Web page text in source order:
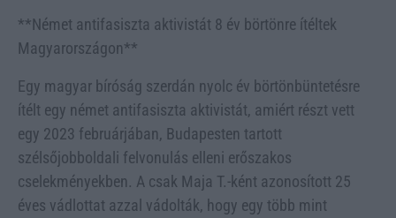
**Német antifasiszta aktivistát 8 év börtönre ítéltek
Magyarországon**
Egy magyar bíróság szerdán nyolc év börtönbüntetésre
ítélt egy német antifasiszta aktivistát, amiért részt vett
egy 2023 februárjában, Budapesten tartott
szélsőjobboldali felvonulás elleni erőszakos
cselekményekben. A csak Maja T.-ként azonosított 25
éves vádlottat azzal vádolták, hogy egy több mint